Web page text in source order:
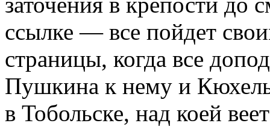
ссылке — все пойдет
страницы, когда все
Пушкина к нему и
в Тобольске, над коей